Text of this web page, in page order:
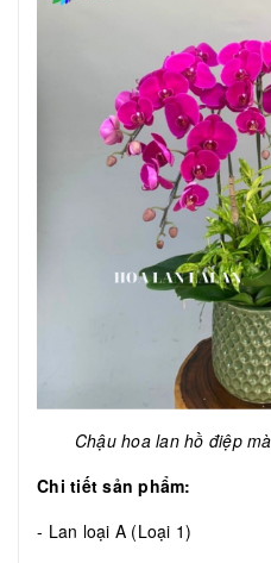
Chậu hoa lan hồ điệp
Chi tiết sản phẩm:
- Lan loại A (Loại 1)